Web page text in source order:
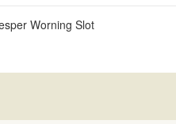
Worning Slot